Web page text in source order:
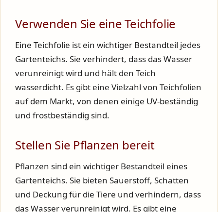
Verwenden Sie eine Teichfolie
Eine Teichfolie ist ein wichtiger Bestandteil jedes
Gartenteichs. Sie verhindert, dass das Wasser
verunreinigt wird und hält den Teich
wasserdicht. Es gibt eine Vielzahl von Teichfolien
auf dem Markt, von denen einige UV-beständig
und frostbeständig sind.
Stellen Sie Pflanzen bereit
Pflanzen sind ein wichtiger Bestandteil eines
Gartenteichs. Sie bieten Sauerstoff, Schatten
und Deckung für die Tiere und verhindern, dass
das Wasser verunreinigt wird. Es gibt eine